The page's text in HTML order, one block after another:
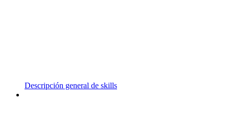
Descripción general de skills